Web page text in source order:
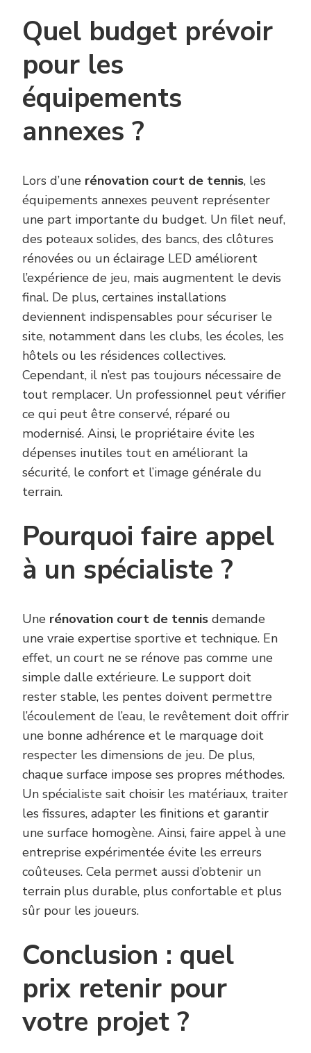
Quel budget prévoir
pour les
équipements
annexes ?
Lors d’une rénovation court de tennis, les
équipements annexes peuvent représenter
une part importante du budget. Un filet neuf,
des poteaux solides, des bancs, des clôtures
rénovées ou un éclairage LED améliorent
l’expérience de jeu, mais augmentent le devis
final. De plus, certaines installations
deviennent indispensables pour sécuriser le
site, notamment dans les clubs, les écoles, les
hôtels ou les résidences collectives.
Cependant, il n’est pas toujours nécessaire de
tout remplacer. Un professionnel peut vérifier
ce qui peut être conservé, réparé ou
modernisé. Ainsi, le propriétaire évite les
dépenses inutiles tout en améliorant la
sécurité, le confort et l’image générale du
terrain.
Pourquoi faire appel
à un spécialiste ?
Une rénovation court de tennis demande
une vraie expertise sportive et technique. En
effet, un court ne se rénove pas comme une
simple dalle extérieure. Le support doit
rester stable, les pentes doivent permettre
l’écoulement de l’eau, le revêtement doit offrir
une bonne adhérence et le marquage doit
respecter les dimensions de jeu. De plus,
chaque surface impose ses propres méthodes.
Un spécialiste sait choisir les matériaux, traiter
les fissures, adapter les finitions et garantir
une surface homogène. Ainsi, faire appel à une
entreprise expérimentée évite les erreurs
coûteuses. Cela permet aussi d’obtenir un
terrain plus durable, plus confortable et plus
sûr pour les joueurs.
Conclusion : quel
prix retenir pour
votre projet ?